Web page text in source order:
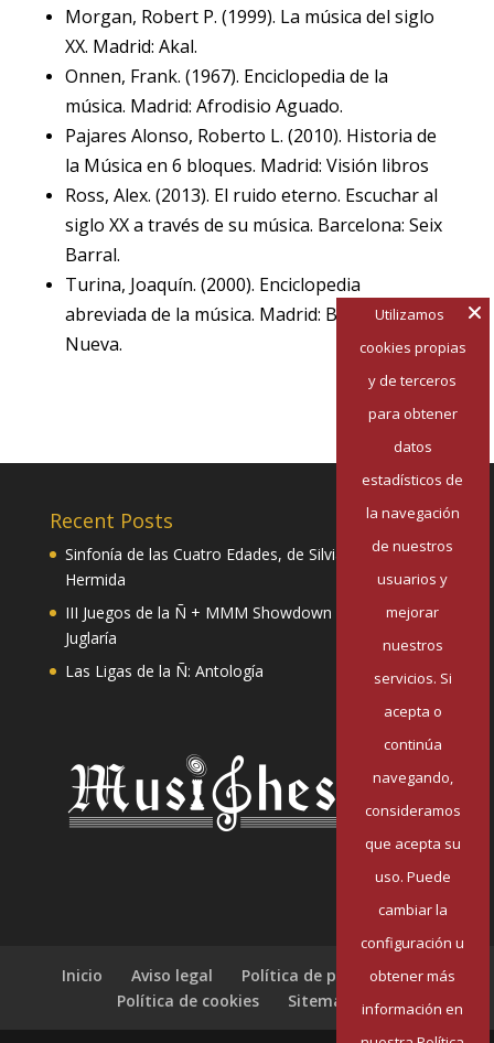
Morgan, Robert P. (1999). La música del siglo
XX. Madrid: Akal.
Onnen, Frank. (1967). Enciclopedia de la
música. Madrid: Afrodisio Aguado.
Pajares Alonso, Roberto L. (2010). Historia de
la Música en 6 bloques. Madrid: Visión libros
Ross, Alex. (2013). El ruido eterno. Escuchar al
siglo XX a través de su música. Barcelona: Seix
Barral.
Turina, Joaquín. (2000). Enciclopedia
abreviada de la música. Madrid: Biblioteca
Nueva.
Recent Posts
Sinfonía de las Cuatro Edades, de Silvia Pazos
Hermida
III Juegos de la Ñ + MMM Showdown II: Mester de
Juglaría
Las Ligas de la Ñ: Antología
Inicio Aviso legal
Política de privacidad
Política de cookies
Sitemap
Utilizamos
cookies propias
y de terceros
para obtener
datos
estadísticos de
la navegación
de nuestros
usuarios y
mejorar
nuestros
servicios. Si
acepta o
continúa
navegando,
consideramos
que acepta su
uso. Puede
cambiar la
configuración u
obtener más
información en